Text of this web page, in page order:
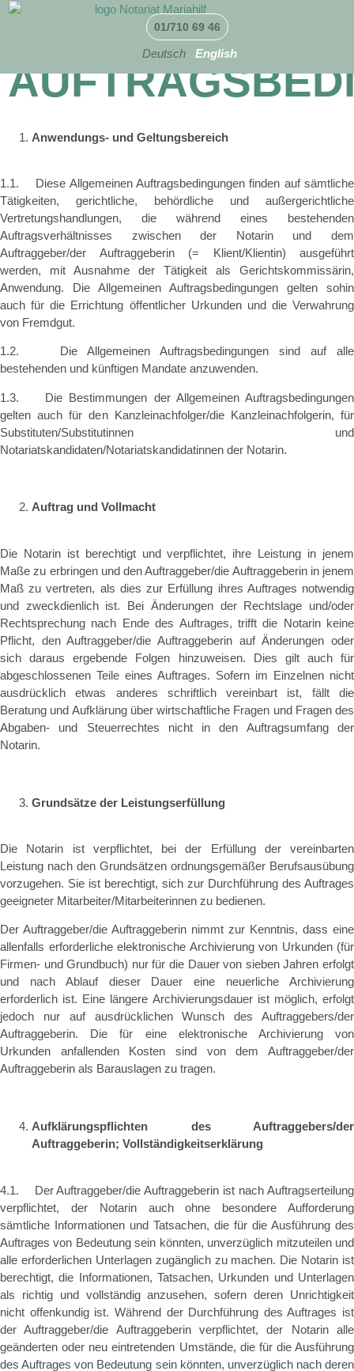
01/710 69 46
Deutsch English
ALLGEMEINE
Anwendungs- und Geltungsbereich
1.1. Diese Allgemeinen Auftragsbedingungen finden auf sämtliche
Tätigkeiten, gerichtliche, behördliche und außergerichtliche
Vertretungshandlungen, die während eines bestehenden
Auftragsverhältnisses zwischen der Notarin und dem
Auftraggeber/der Auftraggeberin (= Klient/Klientin) ausgeführt
werden, mit Ausnahme der Tätigkeit als Gerichtskommissärin,
Anwendung. Die Allgemeinen Auftragsbedingungen gelten sohin
auch für die Errichtung öffentlicher Urkunden und die Verwahrung
von Fremdgut.
1.2. Die Allgemeinen Auftragsbedingungen sind auf alle
bestehenden und künftigen Mandate anzuwenden.
1.3. Die Bestimmungen der Allgemeinen Auftragsbedingungen
gelten auch für den Kanzleinachfolger/die Kanzleinachfolgerin, für
Substituten/Substitutinnen und
Notariatskandidaten/Notariatskandidatinnen der Notarin.
Auftrag und Vollmacht
Die Notarin ist berechtigt und verpflichtet, ihre Leistung in jenem
Maße zu erbringen und den Auftraggeber/die Auftraggeberin in jenem
Maß zu vertreten, als dies zur Erfüllung ihres Auftrages notwendig
und zweckdienlich ist. Bei Änderungen der Rechtslage und/oder
Rechtsprechung nach Ende des Auftrages, trifft die Notarin keine
Pflicht, den Auftraggeber/die Auftraggeberin auf Änderungen oder
sich daraus ergebende Folgen hinzuweisen. Dies gilt auch für
abgeschlossenen Teile eines Auftrages. Sofern im Einzelnen nicht
ausdrücklich etwas anderes schriftlich vereinbart ist, fällt die
Beratung und Aufklärung über wirtschaftliche Fragen und Fragen des
Abgaben- und Steuerrechtes nicht in den Auftragsumfang der
Notarin.
Grundsätze der Leistungserfüllung
Die Notarin ist verpflichtet, bei der Erfüllung der vereinbarten
Leistung nach den Grundsätzen ordnungsgemäßer Berufsausübung
vorzugehen. Sie ist berechtigt, sich zur Durchführung des Auftrages
geeigneter Mitarbeiter/Mitarbeiterinnen zu bedienen.
Der Auftraggeber/die Auftraggeberin nimmt zur Kenntnis, dass eine
allenfalls erforderliche elektronische Archivierung von Urkunden (für
Firmen- und Grundbuch) nur für die Dauer von sieben Jahren erfolgt
und nach Ablauf dieser Dauer eine neuerliche Archivierung
erforderlich ist. Eine längere Archivierungsdauer ist möglich, erfolgt
jedoch nur auf ausdrücklichen Wunsch des Auftraggebers/der
Auftraggeberin. Die für eine elektronische Archivierung von
Urkunden anfallenden Kosten sind von dem Auftraggeber/der
Auftraggeberin als Barauslagen zu tragen.
Aufklärungspflichten des Auftraggebers/der
Auftraggeberin; Vollständigkeitserklärung
4.1. Der Auftraggeber/die Auftraggeberin ist nach Auftragserteilung
verpflichtet, der Notarin auch ohne besondere Aufforderung
sämtliche Informationen und Tatsachen, die für die Ausführung des
Auftrages von Bedeutung sein könnten, unverzüglich mitzuteilen und
alle erforderlichen Unterlagen zugänglich zu machen. Die Notarin ist
berechtigt, die Informationen, Tatsachen, Urkunden und Unterlagen
als richtig und vollständig anzusehen, sofern deren Unrichtigkeit
nicht offenkundig ist. Während der Durchführung des Auftrages ist
der Auftraggeber/die Auftraggeberin verpflichtet, der Notarin alle
geänderten oder neu eintretenden Umstände, die für die Ausführung
des Auftrages von Bedeutung sein könnten, unverzüglich nach deren